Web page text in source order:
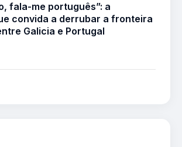
fala-me português”: a
convida a derrubar a fronteira
Galicia e Portugal